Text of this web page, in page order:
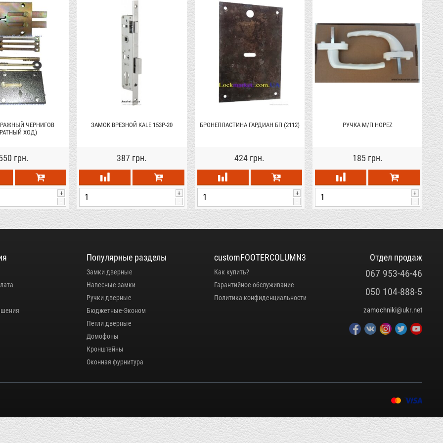
ЧЕРНИГОВ
ХОД)
грн.
-
+
ЗАМОК ВРЕЗНОЙ KALE 153P-20
387 грн.
-
+
БРОНЕПЛАСТИНА ГАРДИАН БП (2112)
424 грн.
-
+
РУЧКА М/П HOPEZ
185 грн.
-
+
Популярные разделы
Замки дверные
Навесные замки
Ручки дверные
Бюджетные-Эконом
Петли дверные
Домофоны
Кронштейны
Оконная фурнитура
customFOOTERCOLUMN3
Как купить?
Гарантийное обслуживание
Политика конфиденциальности
Отдел продаж
067 953-46-46
050 104-888-5
zamochniki@ukr.net